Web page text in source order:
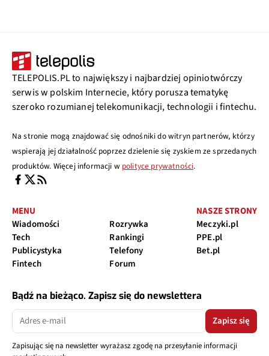
TELEPOLIS.PL to największy i najbardziej opiniotwórczy
serwis w polskim Internecie, który porusza tematykę
szeroko rozumianej telekomunikacji, technologii i fintechu.
Na stronie mogą znajdować się odnośniki do witryn partnerów, którzy
wspierają jej działalność poprzez dzielenie się zyskiem ze sprzedanych
produktów. Więcej informacji w polityce prywatności.
MENU
Wiadomości
Tech
Publicystyka
Fintech
Rozrywka
Rankingi
Telefony
Forum
NASZE STRONY
Meczyki.pl
PPE.pl
Bet.pl
Bądź na bieżąco. Zapisz się do newslettera
Zapisz się
Zapisując się na newsletter wyrażasz zgodę na przesyłanie informacji